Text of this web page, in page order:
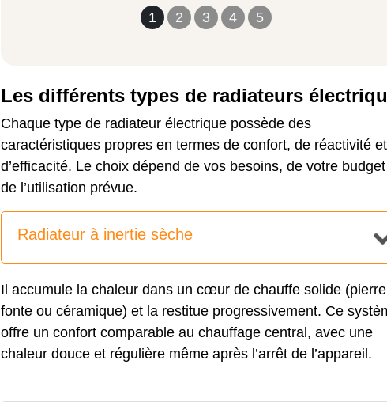
1 2 3 4 5
Les différents types de radiateurs
Chaque type de radiateur électrique possède des
caractéristiques propres en termes de confort, de réactivité et
d’efficacité. Le choix dépend de vos besoins, de votre
de l’utilisation prévue.
Radiateur à inertie sèche
Il accumule la chaleur dans un cœur de chauffe solide
fonte ou céramique) et la restitue progressivement. Ce
offre un confort comparable au chauffage central, avec une
chaleur douce et régulière même après l’arrêt de l’appareil.